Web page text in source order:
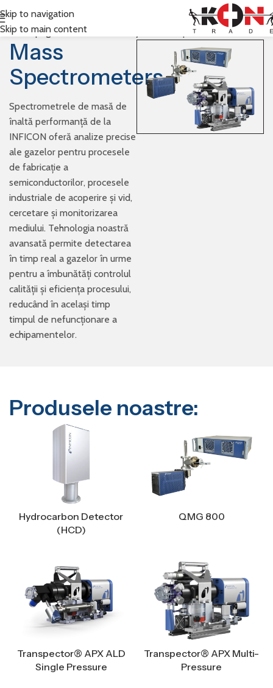
Skip to navigation
Skip to main content
Prima pagină Inficon Mass Spectrometers
Mass
Spectrometers
Spectrometrele de masă de
înaltă performanță de la
INFICON oferă analize precise
ale gazelor pentru procesele
de fabricație a
semiconductorilor, procesele
industriale de acoperire și vid,
cercetare și monitorizarea
mediului. Tehnologia noastră
avansată permite detectarea
în timp real a gazelor în urme
pentru a îmbunătăți controlul
calității și eficiența procesului,
reducând în același timp
timpul de nefuncționare a
echipamentelor.
Produsele noastre:
Hydrocarbon Detector
(HCD)
QMG 800
Transpector® APX ALD
Single Pressure
Transpector® APX Multi-
Pressure